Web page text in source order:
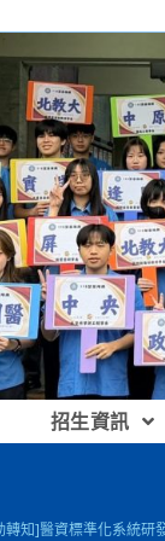
招生資訊
轉知]醫資標準化系統研